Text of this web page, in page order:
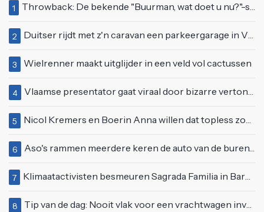
1 Throwback: De bekende "Buurman, wat doet u nu?"-scène uit Flodder met Tatjana Šimić
2 Duitser rijdt met z'n caravan een parkeergarage in Vlissingen binnen
3 Wielrenner maakt uitglijder in een veld vol cactussen
4 Vlaamse presentator gaat viraal door bizarre vertoning op live televisie: "Helemaal stijf van de bloem"
5 Nicol Kremers en Boerin Anna willen dat topless zonnen geen taboe meer is
6 Aso's rammen meerdere keren de auto van de buren, maar doen alsof er niets gebeurd is
7 Klimaatactivisten besmeuren Sagrada Familia in Barcelona met lading verf
8 Tip van de dag: Nooit vlak voor een vrachtwagen invoegen